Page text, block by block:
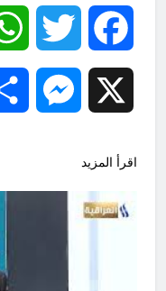
Facebook
اقرأ المزيد